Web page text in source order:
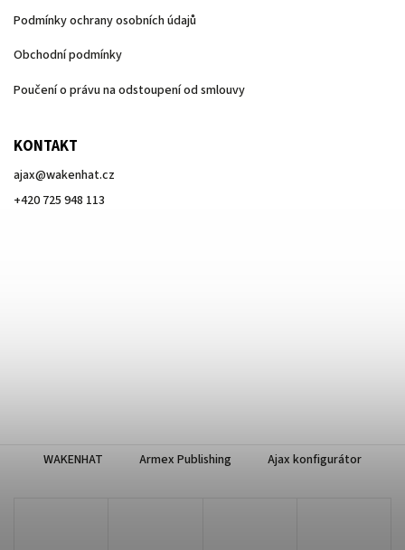
Podmínky ochrany osobních údajů
Obchodní podmínky
Poučení o právu na odstoupení od smlouvy
KONTAKT
ajax@wakenhat.cz
+420 725 948 113
WAKENHAT Armex Publishing Ajax konfigurátor